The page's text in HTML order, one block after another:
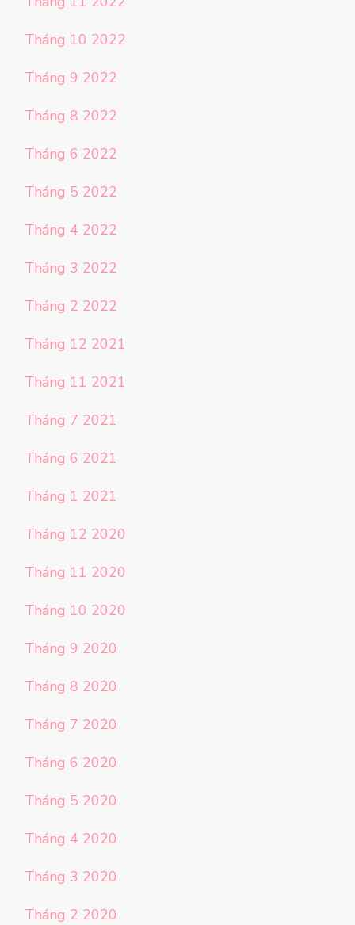
Tháng 10 2022
Tháng 9 2022
Tháng 8 2022
Tháng 6 2022
Tháng 5 2022
Tháng 4 2022
Tháng 3 2022
Tháng 2 2022
Tháng 12 2021
Tháng 11 2021
Tháng 7 2021
Tháng 6 2021
Tháng 1 2021
Tháng 12 2020
Tháng 11 2020
Tháng 10 2020
Tháng 9 2020
Tháng 8 2020
Tháng 7 2020
Tháng 6 2020
Tháng 5 2020
Tháng 4 2020
Tháng 3 2020
Tháng 2 2020